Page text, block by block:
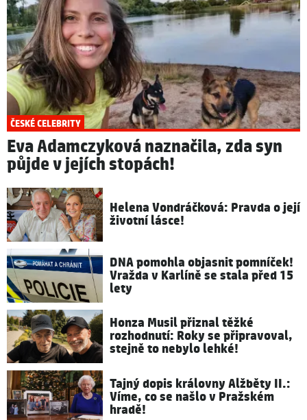
ČESKÉ CELEBRITY
Eva Adamczyková naznačila, zda syn
půjde v jejích stopách!
Helena Vondráčková: Pravda o její
životní lásce!
DNA pomohla objasnit pomníček!
Vražda v Karlíně se stala před 15
lety
Honza Musil přiznal těžké
rozhodnutí: Roky se připravoval,
stejně to nebylo lehké!
Tajný dopis královny Alžběty II.:
Víme, co se našlo v Pražském
hradě!